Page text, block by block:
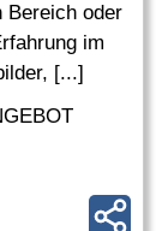
Bereich oder
im
[...]